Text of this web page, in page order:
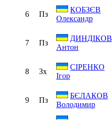
6 Пз
КОБЗЄВ
Олександр
7 Пз
ДИНДІКОВ
Антон
8 Зх
СІРЕНКО
Ігор
9 Пз
БЄЛАКОВ
Володимир